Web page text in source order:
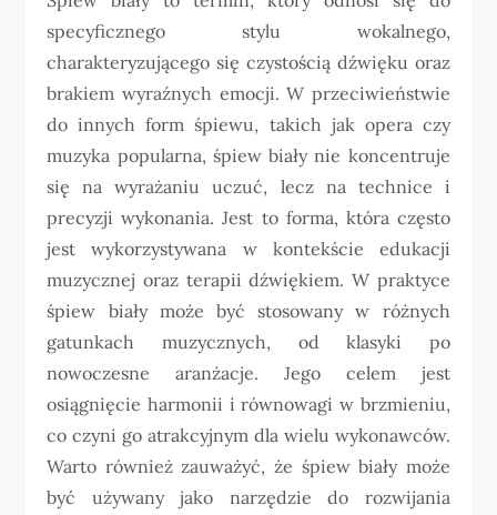
specyficznego stylu wokalnego,
charakteryzującego się czystością dźwięku oraz
brakiem wyraźnych emocji. W przeciwieństwie
do innych form śpiewu, takich jak opera czy
muzyka popularna, śpiew biały nie koncentruje
się na wyrażaniu uczuć, lecz na technice i
precyzji wykonania. Jest to forma, która często
jest wykorzystywana w kontekście edukacji
muzycznej oraz terapii dźwiękiem. W praktyce
śpiew biały może być stosowany w różnych
gatunkach muzycznych, od klasyki po
nowoczesne aranżacje. Jego celem jest
osiągnięcie harmonii i równowagi w brzmieniu,
co czyni go atrakcyjnym dla wielu wykonawców.
Warto również zauważyć, że śpiew biały może
być używany jako narzędzie do rozwijania